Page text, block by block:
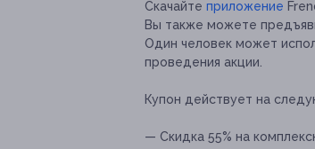
Скачайте приложение
Вы также можете
Один человек может
проведения акции.
Купон действует на
— Скидка 55% на